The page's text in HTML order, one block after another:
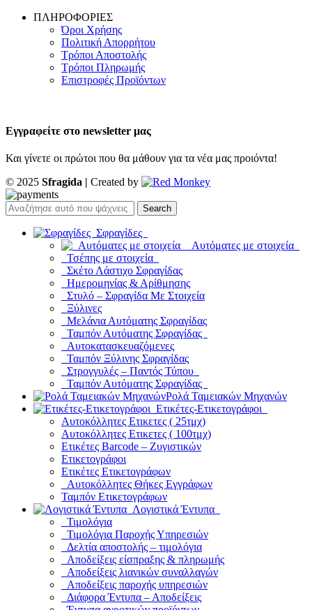
ΠΛΗΡΟΦΟΡΙΕΣ
Όροι Χρήσης
Πολιτική Απορρήτου
Τρόποι Αποστολής
Τρόποι Πληρωμής
Επιστροφές Προϊόντων
Εγγραφείτε στο newsletter μας
Και γίνετε οι πρώτοι που θα μάθουν για τα νέα μας προιόντα!
© 2025 Sfragida | Created by
Search
Σφραγίδες
Αυτόματες με στοιχεία
Τσέπης με στοιχεία
Σκέτο Λάστιχο Σφραγίδας
Ημερομηνίας & Αρίθμησης
Στυλό – Σφραγίδα Με Στοιχεία
Ξύλινες
Μελάνια Αυτόματης Σφραγίδας
Ταμπόν Αυτόματης Σφραγίδας
Αυτοκατασκευαζόμενες
Ταμπόν Ξύλινης Σφραγίδας
Στρογγυλές – Παντός Τύπου
Ταμπόν Αυτόματης Σφραγίδας
Ρολά Ταμειακών Μηχανών
Ετικέτες-Ετικετογράφοι
Αυτοκόλλητες Ετικετες ( 25τμχ)
Αυτοκόλλητες Ετικετες ( 100τμχ)
Ετικέτες Barcode – Ζυγιστικών
Ετικετογράφοι
Ετικέτες Ετικετογράφων
Αυτοκόλλητες Θήκες Εγγράφων
Ταμπόν Ετικετογράφων
Λογιστικά Έντυπα
Τιμολόγια
Τιμολόγια Παροχής Υπηρεσιών
Δελτία αποστολής – τιμολόγια
Αποδείξεις είσπραξης & πληρωμής
Αποδείξεις λιανικών συναλλαγών
Αποδείξεις παροχής υπηρεσιών
Διάφορα Έντυπα – Αποδείξεις